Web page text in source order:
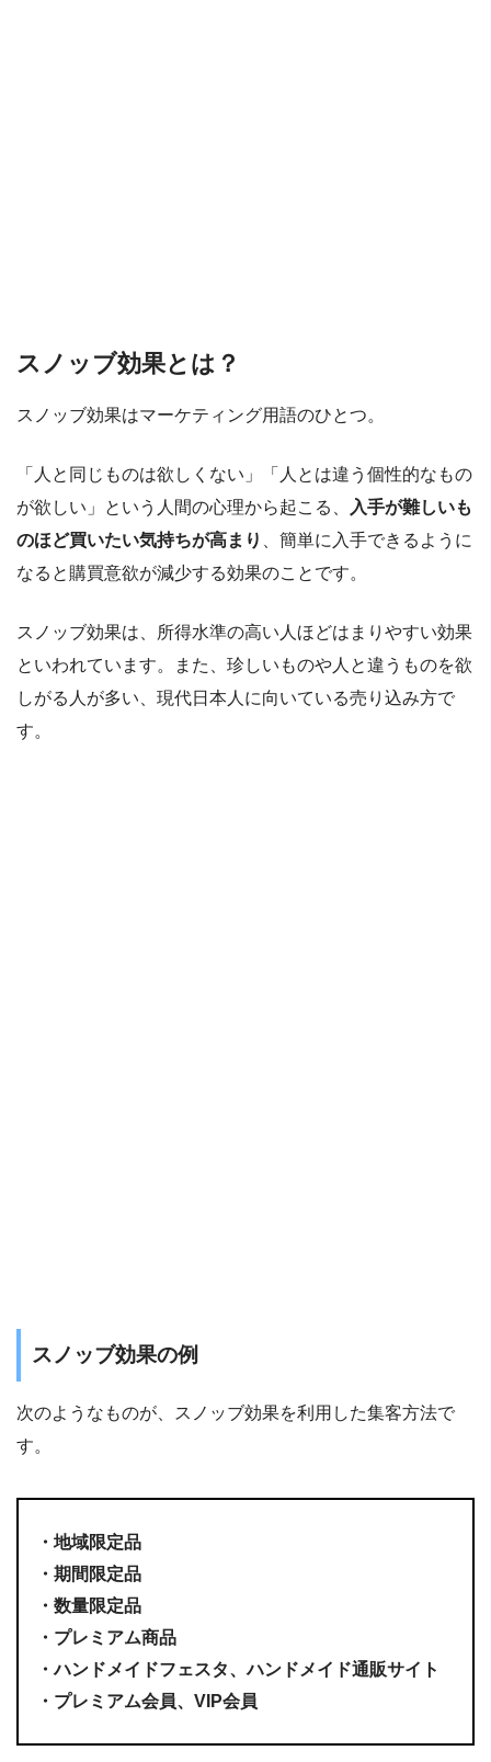
スノッブ効果とは？
スノッブ効果はマーケティング用語のひとつ。
「人と同じものは欲しくない」「人とは違う個性的なもの
が欲しい」という人間の心理から起こる、
入手が難しいも
のほど買いたい気持ちが高まり 、簡単に入手できるように
なると購買意欲が減少する効果のことです。
スノッブ効果は、所得水準の高い人ほどはまりやすい効果
といわれています。また、珍しいものや人と違うものを欲
しがる人が多い、現代日本人に向いている売り込み方で
す。
スノッブ効果の例
次のようなものが、スノッブ効果を利用した集客方法で
す。
・地域限定品
・期間限定品
・数量限定品
・プレミアム商品
・ハンドメイドフェスタ、ハンドメイド通販サイト
・プレミアム会員、VIP会員